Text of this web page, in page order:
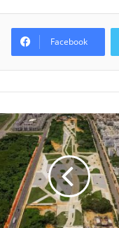
Facebook